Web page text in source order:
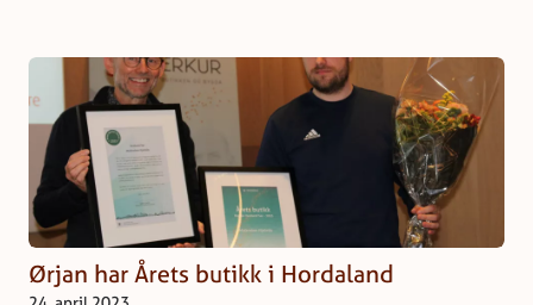
Ørjan har Årets butikk i Hordaland